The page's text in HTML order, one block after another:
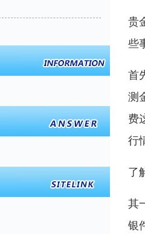
贵
些
首
测
费
行
了
其
银